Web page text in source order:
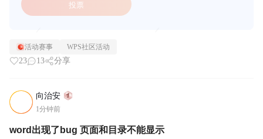
投票
活动赛事 WPS社区活动
23 13 分享
向治安
1分钟前
word出现了bug 页面和目录不能显示